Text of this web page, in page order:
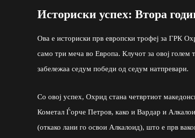
Историски успех: Втора
Ова е историски прв европски трофеј за ГРК
само три меча во Европа. Клучот за овој
забележаа седум победи од седум натпревари.
Со овој успех, Охрид стана четвртиот
Кометал Ѓорче Петров, како и Вардар и
(откако лани го освои Алкалоид), што е прв